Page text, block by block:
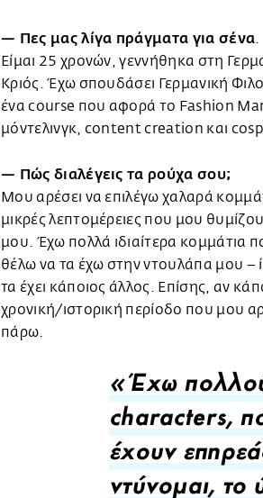
— Πες μας λίγα πράγματα για σένα.
Είμαι 25 χρονών, γεννήθηκα στη
Κριός. Έχω σπουδάσει Γερμανική
ένα course που αφορά το Fashion
μόντελινγκ, content creation και
— Πώς διαλέγεις τα ρούχα σου;
Μου αρέσει να επιλέγω χαλαρά
μικρές λεπτομέρειες που μου
μου. Έχω πολλά ιδιαίτερα κομμάτια
θέλω να τα έχω στην ντουλάπα μου –
τα έχει κάποιος άλλος. Επίσης, αν
χρονική/ιστορική περίοδο που μου
πάρω.
«Έχω
characters,
έχουν
ντύνομαι,